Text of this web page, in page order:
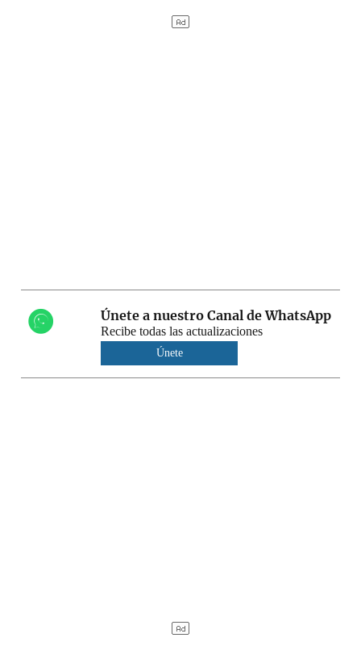
Únete a nuestro Canal de WhatsApp
Recibe todas las actualizaciones
Únete